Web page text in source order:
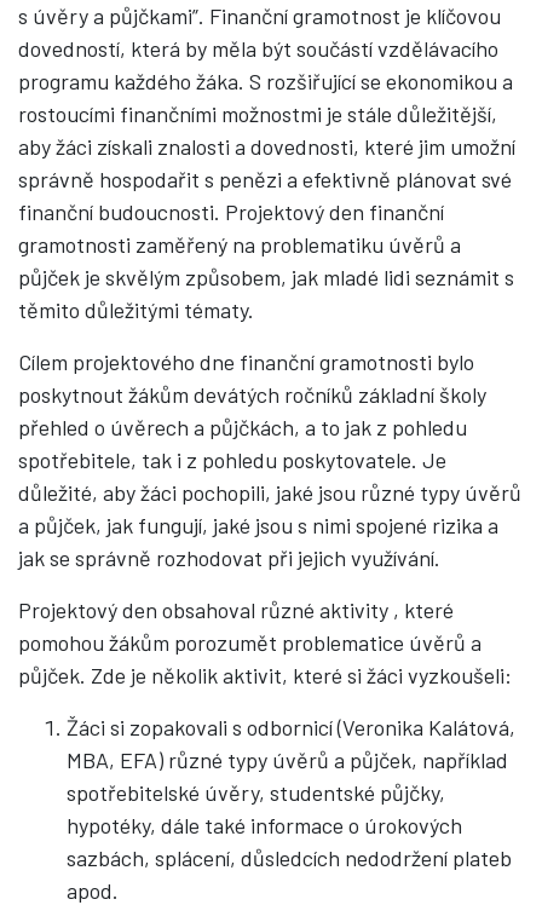
s úvěry a půjčkami”. Finanční gramotnost je klíčovou
dovedností, která by měla být součástí vzdělávacího
programu každého žáka. S rozšiřující se ekonomikou a
rostoucími finančními možnostmi je stále důležitější,
aby žáci získali znalosti a dovednosti, které jim umožní
správně hospodařit s penězi a efektivně plánovat své
finanční budoucnosti. Projektový den finanční
gramotnosti zaměřený na problematiku úvěrů a
půjček je skvělým způsobem, jak mladé lidi seznámit s
těmito důležitými tématy.
Cílem projektového dne finanční gramotnosti bylo
poskytnout žákům devátých ročníků základní školy
přehled o úvěrech a půjčkách, a to jak z pohledu
spotřebitele, tak i z pohledu poskytovatele. Je
důležité, aby žáci pochopili, jaké jsou různé typy úvěrů
a půjček, jak fungují, jaké jsou s nimi spojené rizika a
jak se správně rozhodovat při jejich využívání.
Projektový den obsahoval různé aktivity , které
pomohou žákům porozumět problematice úvěrů a
půjček. Zde je několik aktivit, které si žáci vyzkoušeli:
Žáci si zopakovali s odbornicí (Veronika Kalátová,
MBA, EFA) různé typy úvěrů a půjček, například
spotřebitelské úvěry, studentské půjčky,
hypotéky, dále také informace o úrokových
sazbách, splácení, důsledcích nedodržení plateb
apod.